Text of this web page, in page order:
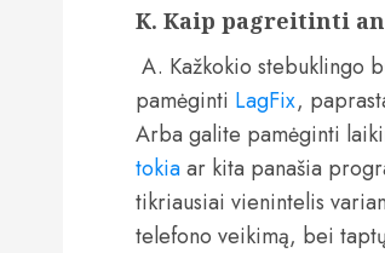
K. Kaip pagreitinti
A. Kažkokio stebuklingo
pamėginti LagFix,
Arba galite pamėginti
tokiaar kita panašia
tikriausiai vienintelis
telefono veikimą, bei